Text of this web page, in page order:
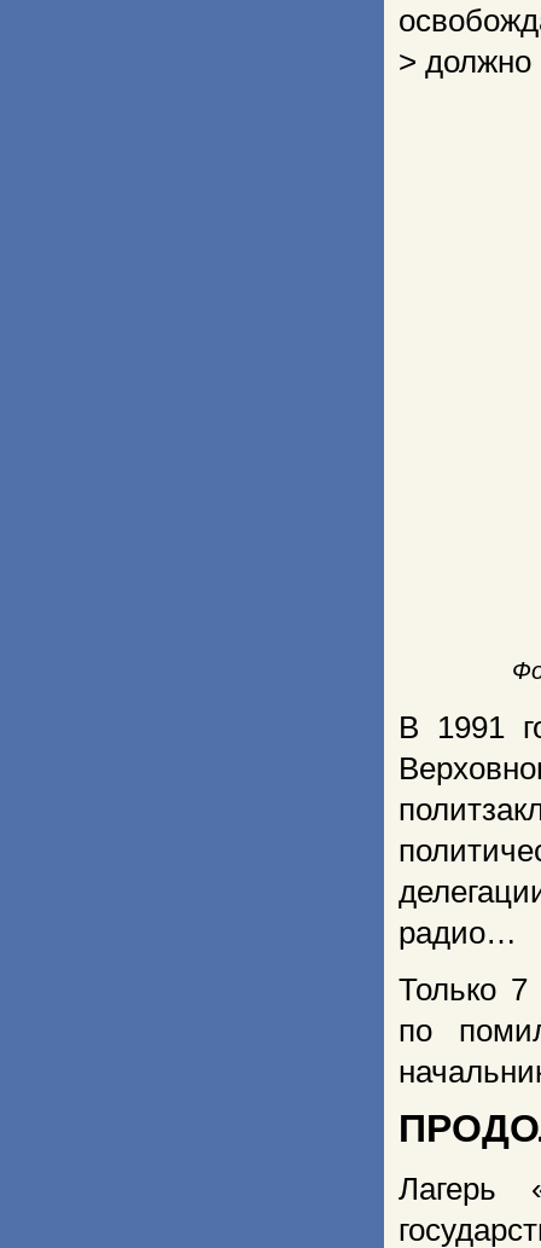
> должно
В 1991
радио…
Только
по
Лагерь